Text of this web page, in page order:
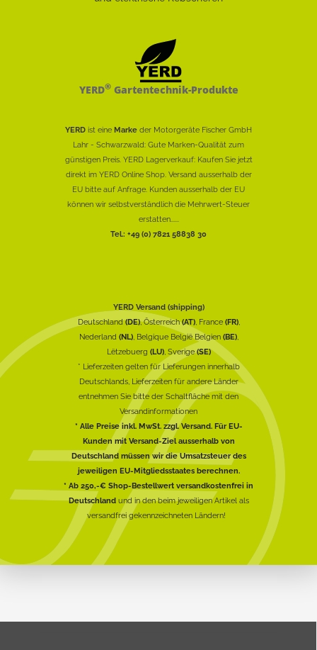
YERD®Gartentechnik-Produkte
YERD ist eine Marke der Motorgeräte Fischer GmbH
Lahr - Schwarzwald: Gute Marken-Qualität zum
günstigen Preis. YERD Lagerverkauf: Kaufen Sie jetzt
direkt im YERD Online Shop. Versand ausserhalb der
EU bitte auf Anfrage. Kunden ausserhalb der EU
können wir selbstverständlich die Mehrwert-Steuer
erstatten......
Tel.: +49 (0) 7821 58838 30
YERD Versand (shipping)
Deutschland(DE), Österreich(AT), France (FR),
Nederland (NL), Belgique België Belgien (BE),
Lëtzebuerg (LU), Sverige(SE)
* Lieferzeiten gelten für Lieferungen innerhalb
Deutschlands, Lieferzeiten für andere Länder
entnehmen Sie bitte der Schaltfläche mit den
Versandinformationen
* Alle Preise inkl. MwSt. zzgl. Versand. Für EU-
Kunden mit Versand-Ziel ausserhalb von
Deutschland müssen wir die Umsatzsteuer des
jeweiligen EU-Mitgliedsstaates berechnen.
* Ab 250,-€ Shop-Bestellwert versandkostenfrei in
Deutschlandund in den beim jeweiligen Artikel als
versandfrei gekennzeichneten Ländern!